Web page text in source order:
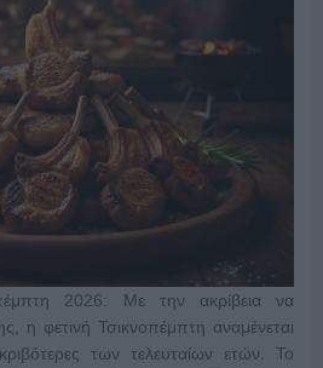
2026: Με την ακρίβεια να
η φετινή Τσικνοπέμπτη αναμένεται
των τελευταίων ετών. Το